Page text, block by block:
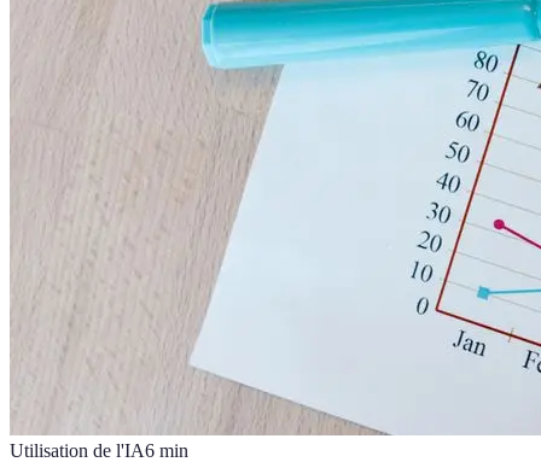
Utilisation de l'IA6 min